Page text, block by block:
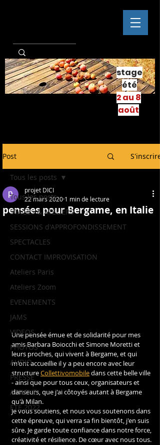
stage
été
2 au 8
août
Post S'inscrire
Tous les posts
STAGES & ATELIERS
SESSIONS d'APPROFONDISSEMENT
SPECTACLES
CONTACT IMPROVISATION
Ateliers Paris
Ateliers Zoom
EVENEMENTS
JAMS
VIDEOS
PHOTOS
AUDIO
PRESSE
AFFICHE
ETE 2022
Tous les posts
pensées pour Bergame, en Italie
projet DICI
22 mars 2020 1 min de lecture
Une pensée émue et de solidarité pour mes
amis Barbara Boiocchi et Simone Moretti et
leurs proches, qui vivent à Bergame, et qui
m'ont accueillie il y a peu encore avec leur
structure Collettivomobile dans cette belle ville
- ainsi que pour tous ceux, organisateurs et
danseurs, que j'ai côtoyés autant à Bergame
qu'à Milan.
Je vous soutiens, et nous vous soutenons dans
cette épreuve, qui verra sa fin bientôt, j'en suis
sûre. Je garde toute confiance dans notre force,
créativité et résilience. De cœur avec nous tous.